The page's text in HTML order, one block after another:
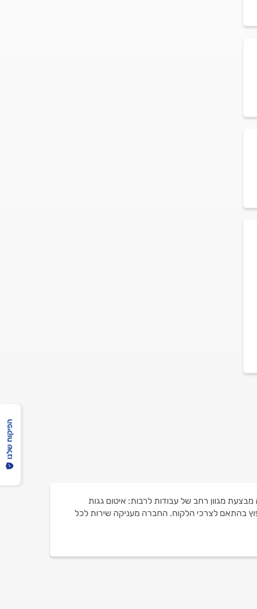
מגוון רחב של עבודות לרבות: איטום גגות
שיפוץ בהתאם לצרכי הלקוח. החברה מעניקה שירות לכל
הפיקוח שלנו